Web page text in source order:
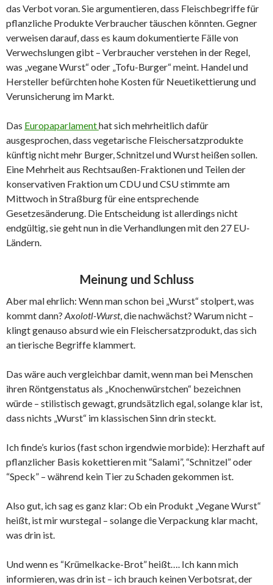
das Verbot voran. Sie argumentieren, dass Fleischbegriffe für
pflanzliche Produkte Verbraucher täuschen könnten. Gegner
verweisen darauf, dass es kaum dokumentierte Fälle von
Verwechslungen gibt – Verbraucher verstehen in der Regel,
was „vegane Wurst“ oder „Tofu-Burger“ meint. Handel und
Hersteller befürchten hohe Kosten für Neuetikettierung und
Verunsicherung im Markt.
Das Europaparlamenthat sich mehrheitlich dafür
ausgesprochen, dass vegetarische Fleischersatzprodukte
künftig nicht mehr Burger, Schnitzel und Wurst heißen sollen.
Eine Mehrheit aus Rechtsaußen-Fraktionen und Teilen der
konservativen Fraktion um CDU und CSU stimmte am
Mittwoch in Straßburg für eine entsprechende
Gesetzesänderung. Die Entscheidung ist allerdings nicht
endgültig, sie geht nun in die Verhandlungen mit den 27 EU-
Ländern.
Meinung und Schluss
Aber mal ehrlich: Wenn man schon bei „Wurst“ stolpert, was
kommt dann? Axolotl-Wurst, die nachwächst? Warum nicht –
klingt genauso absurd wie ein Fleischersatzprodukt, das sich
an tierische Begriffe klammert.
Das wäre auch vergleichbar damit, wenn man bei Menschen
ihren Röntgenstatus als „Knochenwürstchen“ bezeichnen
würde – stilistisch gewagt, grundsätzlich egal, solange klar ist,
dass nichts „Wurst“ im klassischen Sinn drin steckt.
Ich finde’s kurios (fast schon irgendwie morbide): Herzhaft auf
pflanzlicher Basis kokettieren mit “Salami”, “Schnitzel” oder
“Speck” – während kein Tier zu Schaden gekommen ist.
Also gut, ich sag es ganz klar: Ob ein Produkt „Vegane Wurst“
heißt, ist mir wurstegal – solange die Verpackung klar macht,
was drin ist.
Und wenn es “Krümelkacke-Brot” heißt…. Ich kann mich
informieren, was drin ist – ich brauch keinen Verbotsrat, der